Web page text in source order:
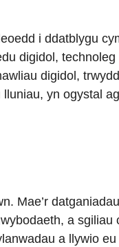
i ddatblygu
digidol, technoleg
digidol,
yn ogystal
Mae’r datganiadau
a sgiliau
a llywio